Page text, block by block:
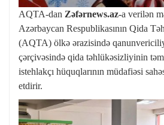
AQTA-dan Zəfərnews.az-a verilən
Azərbaycan Respublikasının Qida
(AQTA) ölkə ərazisində
çərçivəsində qida təhlükəsizliyinin
istehlakçı hüquqlarının müdafiəsi
etdirir.